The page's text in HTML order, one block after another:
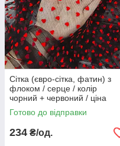
Сітка (євро-сітка, фатин) з
флоком / серце / колір
чорний + червоний / ціна
вказана за 0,5 метра сітки
Готово до відправки
234 ₴/од.